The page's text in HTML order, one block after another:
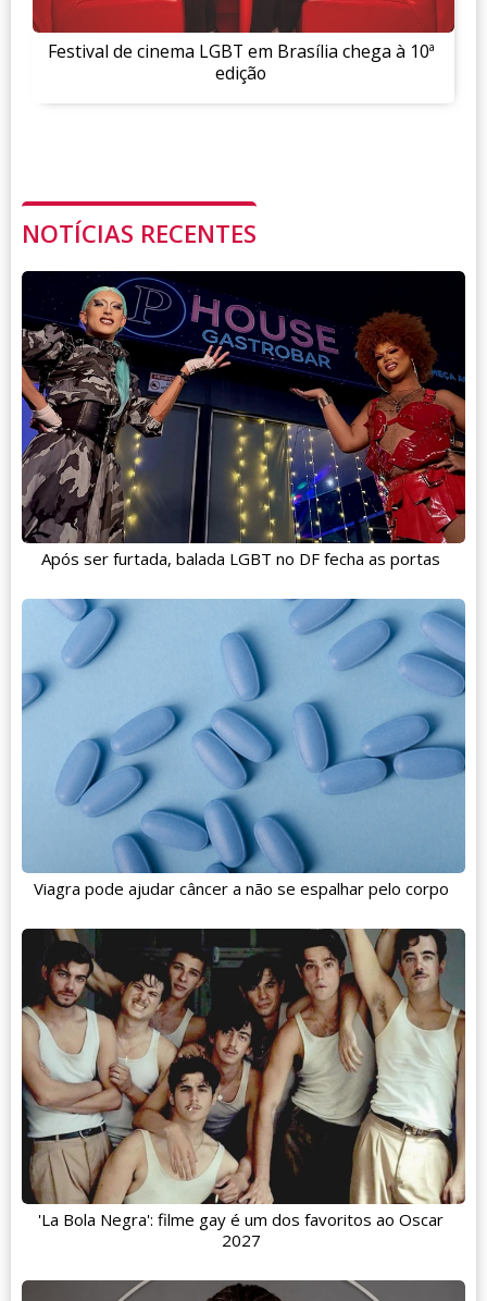
Festival de cinema LGBT em Brasília chega à 10ª
edição
NOTÍCIAS RECENTES
Após ser furtada, balada LGBT no DF fecha as portas
Viagra pode ajudar câncer a não se espalhar pelo corpo
'La Bola Negra': filme gay é um dos favoritos ao Oscar
2027